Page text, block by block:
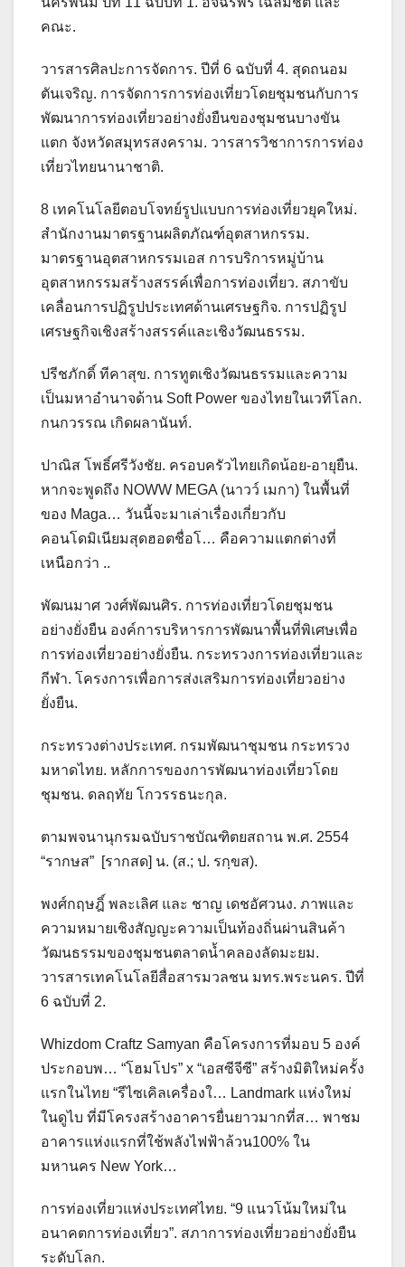
คณะ.
วารสารศิลปะการจัดการ. ปีที่ 6 ฉบับที่ 4. สุดถนอม
ตันเจริญ. การจัดการการท่องเที่ยวโดยชุมชนกับการ
พัฒนาการท่องเที่ยวอย่างยั่งยืนของชุมชนบางขัน
แตก จังหวัดสมุทรสงคราม. วารสารวิชาการการท่อง
เที่ยวไทยนานาชาติ.
8 เทคโนโลยีตอบโจทย์รูปแบบการท่องเที่ยวยุคใหม่.
สำนักงานมาตรฐานผลิตภัณฑ์อุตสาหกรรม.
มาตรฐานอุตสาหกรรมเอส การบริการหมู่บ้าน
อุตสาหกรรมสร้างสรรค์เพื่อการท่องเที่ยว. สภาขับ
เคลื่อนการปฏิรูปประเทศด้านเศรษฐกิจ. การปฏิรูป
เศรษฐกิจเชิงสร้างสรรค์และเชิงวัฒนธรรม.
ปรีชภักดิ์ ทีคาสุข. การทูตเชิงวัฒนธรรมและความ
เป็นมหาอำนาจด้าน Soft Power ของไทยในเวทีโลก.
กนกวรรณ เกิดผลานันท์.
ปาณิส โพธิ์ศรีวังชัย. ครอบครัวไทยเกิดน้อย-อายุยืน.
หากจะพูดถึง NOWW MEGA (นาวว์ เมกา) ในพื้นที่
ของ Maga… วันนี้จะมาเล่าเรื่องเกี่ยวกับ
คอนโดมิเนียมสุดฮอตชื่อโ… คือความแตกต่างที่
เหนือกว่า ..
พัฒนมาศ วงศ์พัฒนศิร. การท่องเที่ยวโดยชุมชน
อย่างยั่งยืน องค์การบริหารการพัฒนาพื้นที่พิเศษเพื่อ
การท่องเที่ยวอย่างยั่งยืน. กระทรวงการท่องเที่ยวและ
กีฬา. โครงการเพื่อการส่งเสริมการท่องเที่ยวอย่าง
ยั่งยืน.
กระทรวงต่างประเทศ. กรมพัฒนาชุมชน กระทรวง
มหาดไทย. หลักการของการพัฒนาท่องเที่ยวโดย
ชุมชน. ดลฤทัย โกวรรธนะกุล.
ตามพจนานุกรมฉบับราชบัณฑิตยสถาน พ.ศ. 2554
“รากษส” [รากสด] น. (ส.; ป. รกฺขส).
พงศ์กฤษฎิ์ พละเลิศ และ ชาญ เดชอัศวนง. ภาพและ
ความหมายเชิงสัญญะความเป็นท้องถิ่นผ่านสินค้า
วัฒนธรรมของชุมชนตลาดน้ำคลองลัดมะยม.
วารสารเทคโนโลยีสื่อสารมวลชน มทร.พระนคร. ปีที่
6 ฉบับที่ 2.
Whizdom Craftz Samyan คือโครงการที่มอบ 5 องค์
ประกอบพ… “โฮมโปร” x “เอสซีจีซี” สร้างมิติใหม่ครั้ง
แรกในไทย “รีไซเคิลเครื่องใ… Landmark แห่งใหม่
ในดูไบ ที่มีโครงสร้างอาคารยื่นยาวมากที่ส… พาชม
อาคารแห่งแรกที่ใช้พลังไฟฟ้าล้วน100% ใน
มหานคร New York…
การท่องเที่ยวแห่งประเทศไทย. “9 แนวโน้มใหม่ใน
อนาคตการท่องเที่ยว”. สภาการท่องเที่ยวอย่างยั่งยืน
ระดับโลก.